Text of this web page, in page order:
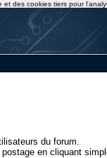
du forum.
en cliquant
des cookies tiers pour